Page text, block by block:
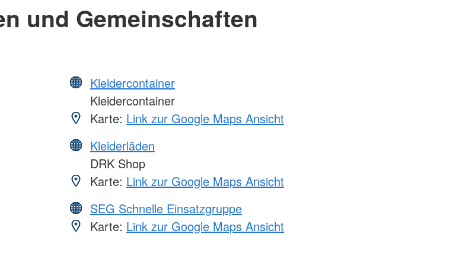
und Gemeinschaften
Kleidercontainer
Kleidercontainer
Karte: Link zur Google Maps Ansicht
Kleiderläden
DRK Shop
Karte: Link zur Google Maps Ansicht
SEG Schnelle Einsatzgruppe
Karte: Link zur Google Maps Ansicht